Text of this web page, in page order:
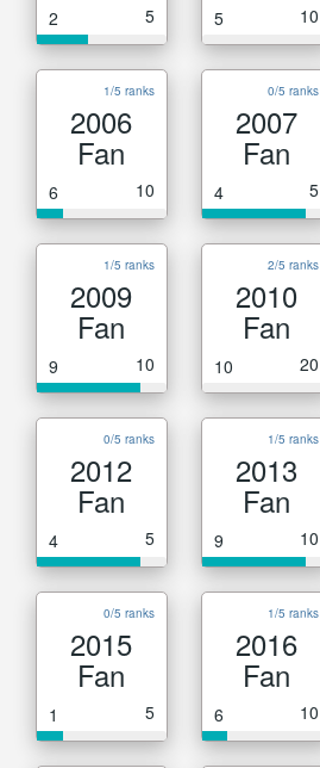
2 5 5 10
1/5 ranks
2006
Fan
6 10
0/5 ranks
2007
Fan
4 5
1/5 ranks
2009
Fan
9 10
2/5 ranks
2010
Fan
10 20
0/5 ranks
2012
Fan
4 5
1/5 ranks
2013
Fan
9 10
0/5 ranks
2015
Fan
1 5
1/5 ranks
2016
Fan
6 10